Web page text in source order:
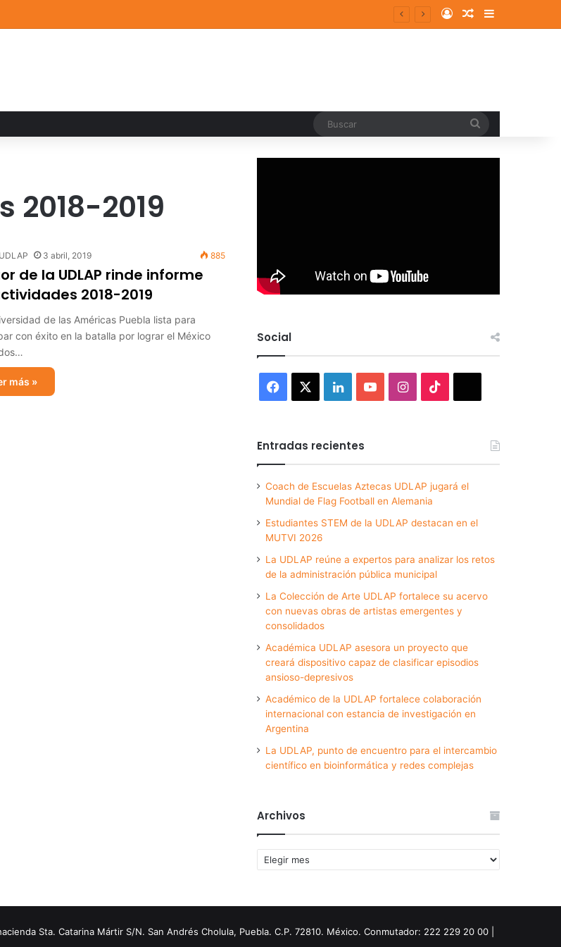
destacan en el MUTVI 2026 Log InRandom Article
Sidebar
2019
3 abril, 2019 885
de la UDLAP rinde informe
2018-2019
de las Américas Puebla lista para
con éxito en la batalla por lograr el México
más »
Social
Facebook LinkedInYouTubeInstagram
Entradas recientes
Coach de Escuelas Aztecas UDLAP jugará el
Mundial de Flag Football en Alemania
Estudiantes STEM de la UDLAP destacan en el
MUTVI 2026
La UDLAP reúne a expertos para analizar los retos
de la administración pública municipal
La Colección de Arte UDLAP fortalece su acervo
con nuevas obras de artistas emergentes y
consolidados
Académica UDLAP asesora un proyecto que
creará dispositivo capaz de clasificar episodios
ansioso-depresivos
Académico de la UDLAP fortalece colaboración
internacional con estancia de investigación en
Argentina
La UDLAP, punto de encuentro para el intercambio
científico en bioinformática y redes complejas
Archivos
Archivos
Sta. Catarina Mártir S/N. San Andrés Cholula, Puebla. C.P. 72810. México. Conmutador: 222 229 20 00 |